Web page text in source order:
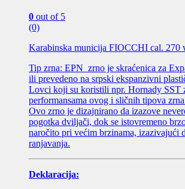
0 out of 5
(0)
Karabinska municija FIOCCHI cal. 270
Tip zrna: EPN zrno je skraćenica za
ili prevedeno na srpski ekspanzivni
Lovci koji su koristili npr. Hornady SST
performansama ovog i sličnih tipova
Ovo zrno je dizajnirano da izazove
pogotka dviljači, dok se istovremeno
naročito pri većim brzinama, izazivajući
ranjavanja.
Deklaracija: